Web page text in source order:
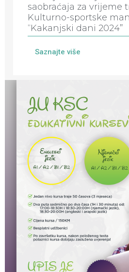
saobraćaja za vrijeme
Kulturno-sportske
“Kakanjski dani 2024”
Saznajte više